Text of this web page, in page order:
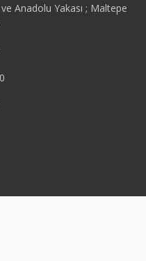
Anadolu Yakası ; Maltepe